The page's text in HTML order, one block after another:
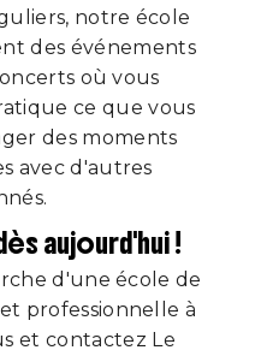
notre école
des événements
où vous
ce que vous
des moments
avec d'autres
aujourd'hui !
d'une école de
professionnelle à
et contactez Le